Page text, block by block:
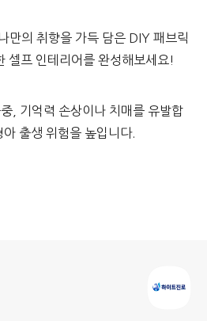
만의 취향을 가득 담은 DIY 패브릭
셀프 인테리어를 완성해보세요!
, 기억력 손상이나 치매를 유발합
출생 위험을 높입니다.